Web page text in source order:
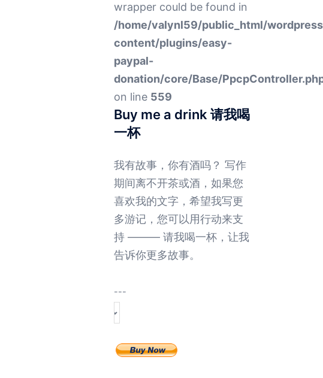
wrapper could be found in
/home/valynl59/public_html/
content/plugins/easy-
paypal-
donation/core/Base/
on line 559
Buy me a drink 请我喝
一杯
我有故事，你有酒吗？ 写作
期间离不开茶或酒，如果您
喜欢我的文字，希望我写更
多游记，您可以用行动来支
持 ——— 请我喝一杯，让我
告诉你更多故事。
---